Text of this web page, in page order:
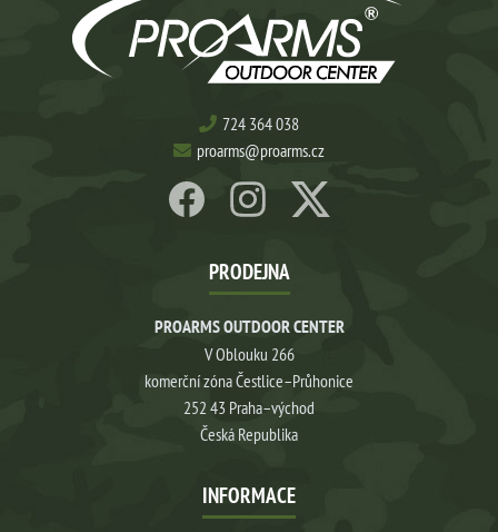
724 364 038
proarms@proarms.cz
PRODEJNA
PROARMS OUTDOOR CENTER
V Oblouku 266
komerční zóna Čestlice–Průhonice
252 43 Praha–východ
Česká Republika
INFORMACE